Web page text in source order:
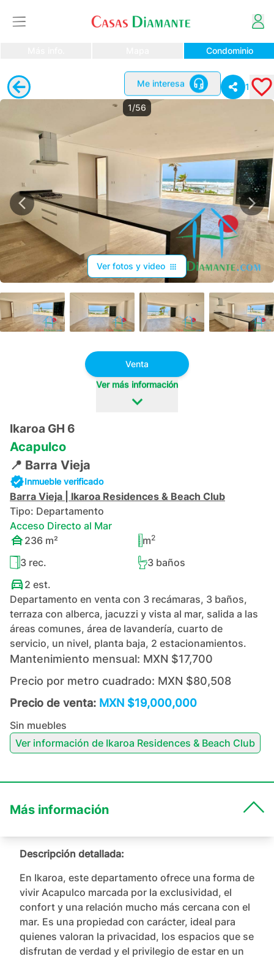
Condominio
Me interesa
1
1/56
Ver fotos y video
Venta
Ver más información
Ikaroa GH 6
Acapulco
📍 Barra Vieja
Inmueble verificado
Barra Vieja
Ikaroa Residences & Beach Club
Tipo: Departamento
Acceso Directo al Mar
236 m² m2
3 rec. 3baños
2 est.
Departamento en venta con 3 recámaras, 3 baños,
terraza con alberca, jacuzzi y vista al mar, salida a las
áreas comunes, área de lavandería, cuarto de
servicio, un nivel, planta baja, 2 estacionamientos.
Mantenimiento mensual: MXN $17,700
Precio por metro cuadrado: MXN $80,508
Precio de venta: MXN $19,000,000
Sin muebles
Ver información de Ikaroa Residences & Beach Club
Más información
Descripción detallada:
En Ikaroa, este departamento ofrece una forma de
vivir Acapulco marcada por la exclusividad, el
confort y una relación mucho más cercana con el
mar. Es una propiedad con carácter, ideal para
quienes valoran la privacidad, los espacios que se
disfrutan de verdad y el privilegio de estar en un